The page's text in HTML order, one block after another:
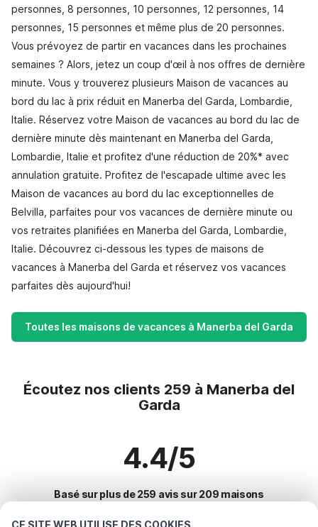
CE SITE WEB UTILISE DES COOKIES.
personnes, 8 personnes, 10 personnes, 12 personnes, 14
personnes, 15 personnes et même plus de 20 personnes.
Vous prévoyez de partir en vacances dans les prochaines
semaines ? Alors, jetez un coup d'œil à nos offres de dernière
minute. Vous y trouverez plusieurs Maison de vacances au
bord du lac à prix réduit en Manerba del Garda, Lombardie,
Italie. Réservez votre Maison de vacances au bord du lac de
dernière minute dès maintenant en Manerba del Garda,
Lombardie, Italie et profitez d'une réduction de 20%* avec
annulation gratuite. Profitez de l'escapade ultime avec les
Maison de vacances au bord du lac exceptionnelles de
Belvilla, parfaites pour vos vacances de dernière minute ou
vos retraites planifiées en Manerba del Garda, Lombardie,
Italie. Découvrez ci-dessous les types de maisons de
vacances à Manerba del Garda et réservez vos vacances
parfaites dès aujourd'hui!
Toutes les maisons de vacances à Manerba del Garda
Écoutez nos clients 259 à Manerba del
Garda
4.4/5
Basé sur plus de 259 avis sur 209 maisons